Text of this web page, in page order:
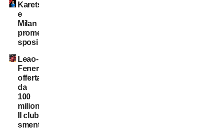
Karetsas
e
Milan
promessi
sposi
Leao-
Fenerbahce:
offerta
da
100
milioni?
Il club
smentisce